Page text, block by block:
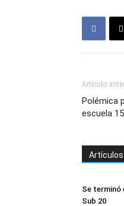
Artículo
Polémica
escuela
Se terminó
Sub 20